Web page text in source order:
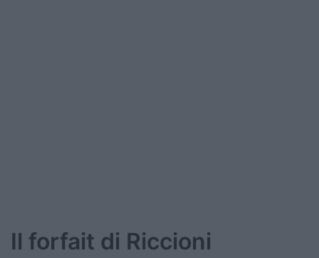
Il forfait di Riccioni